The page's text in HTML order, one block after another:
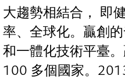
大趨勢相結合， 即
率、全球化。贏創
和一體化技術平臺
100 多個國家。